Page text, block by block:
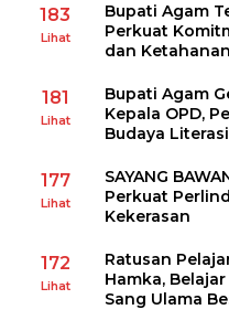
183
Lihat
Bupati Agam
Perkuat
dan
181
Lihat
Bupati Agam
Kepala OPD,
Budaya Literasi
177
Lihat
SAYANG
Perkuat
Kekerasan
172
Lihat
Ratusan
Hamka,
Sang Ulama